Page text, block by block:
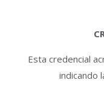
Esta credencial
indicando